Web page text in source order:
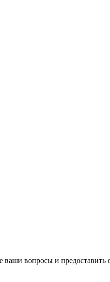
вопросы и предоставить